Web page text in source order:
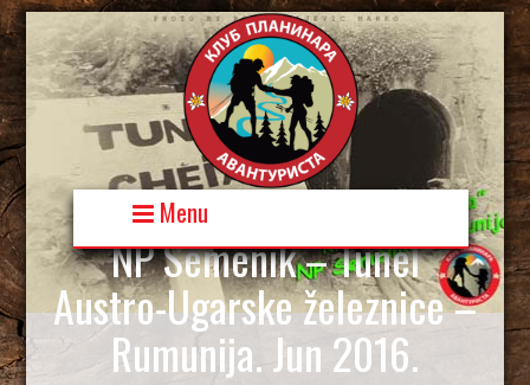
Skip
to
content
Menu
NP Semenik – Tunel
Austro-Ugarske železnice –
Rumunija. Jun 2016.